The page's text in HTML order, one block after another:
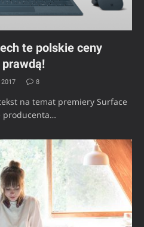
te polskie ceny
8
na temat premiery Surface
producenta…